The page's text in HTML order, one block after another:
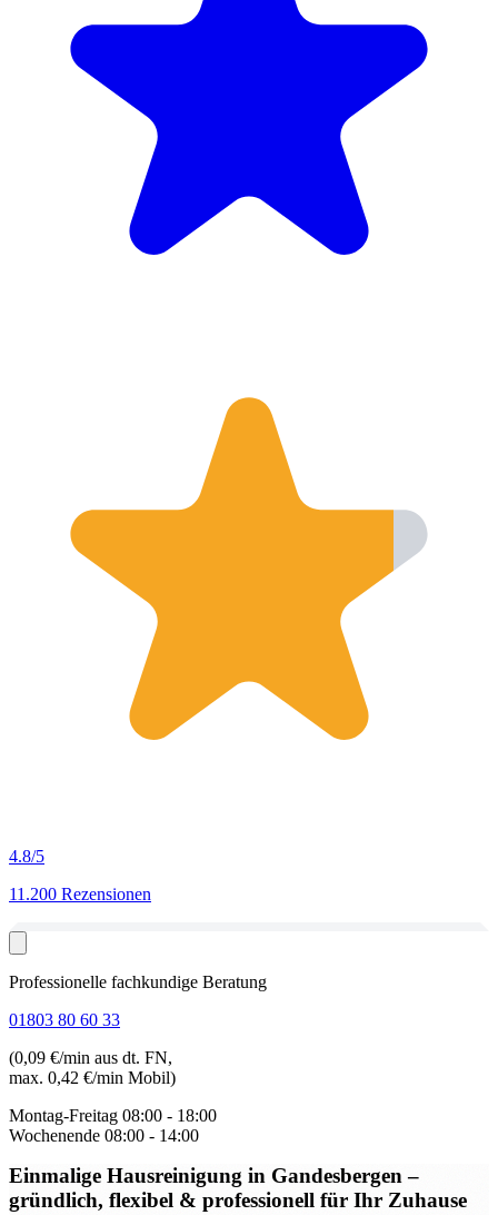
4.8/5
11.200 Rezensionen
Professionelle fachkundige Beratung
01803 80 60 33
(0,09 €/min aus dt. FN,
max. 0,42 €/min Mobil)
Montag-Freitag 08:00 - 18:00
Wochenende 08:00 - 14:00
Einmalige Hausreinigung in Gandesbergen–
gründlich, flexibel & professionell für Ihr Zuhause